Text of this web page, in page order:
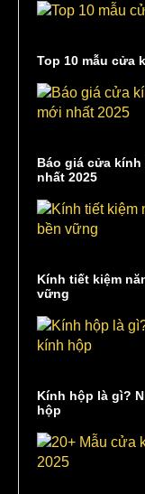
Top 10 mẫu cửa
Báo giá cửa
nhất 2025
Kính tiết kiệm
vững
Kính hộp là gì?
hộp